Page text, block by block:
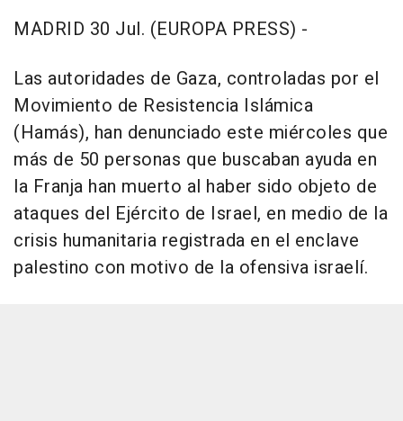
MADRID 30 Jul. (EUROPA PRESS) -
Las autoridades de Gaza, controladas por el
Movimiento de Resistencia Islámica
(Hamás), han denunciado este miércoles que
más de 50 personas que buscaban ayuda en
la Franja han muerto al haber sido objeto de
ataques del Ejército de Israel, en medio de la
crisis humanitaria registrada en el enclave
palestino con motivo de la ofensiva israelí.